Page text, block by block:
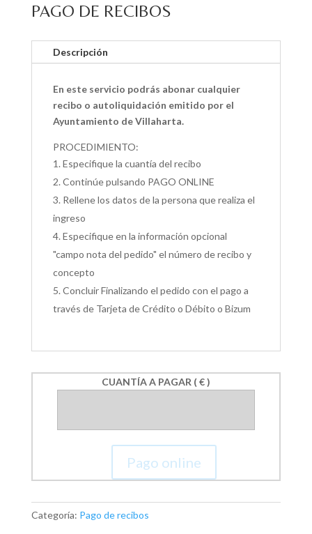
PAGO DE RECIBOS
Descripción
En este servicio podrás abonar cualquier
recibo o autoliquidación emitido por el
Ayuntamiento de Villaharta.
PROCEDIMIENTO:
Especifique la cuantía del recibo
Continúe pulsando PAGO ONLINE
Rellene los datos de la persona que realiza el
ingreso
Especifique en la información opcional
"campo nota del pedido" el número de recibo y
concepto
Concluir Finalizando el pedido con el pago a
través de Tarjeta de Crédito o Débito o Bizum
CUANTÍA A PAGAR ( € )
RECIBOS
cantidad
Pago online
Categoría: Pago de recibos